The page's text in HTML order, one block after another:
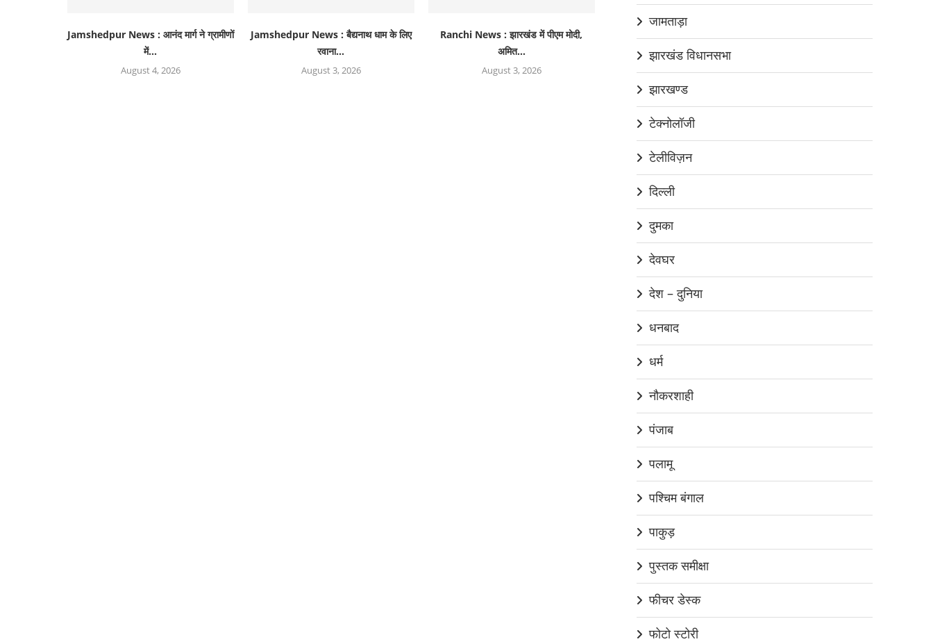
Jamshedpur News : आनंद मार्ग ने ग्रामीणों
में...
August 4, 2026
Jamshedpur News : बैद्यनाथ धाम के लिए
रवाना...
August 3, 2026
Ranchi News : झारखंड में पीएम मोदी,
अमित...
August 3, 2026
जामताड़ा
झारखंड विधानसभा
झारखण्ड
टेक्नोलॉजी
टेलीविज़न
दिल्ली
दुमका
देवघर
देश – दुनिया
धनबाद
धर्म
नौकरशाही
पंजाब
पलामू
पश्चिम बंगाल
पाकुड़
पुस्तक समीक्षा
फीचर डेस्क
फोटो स्टोरी